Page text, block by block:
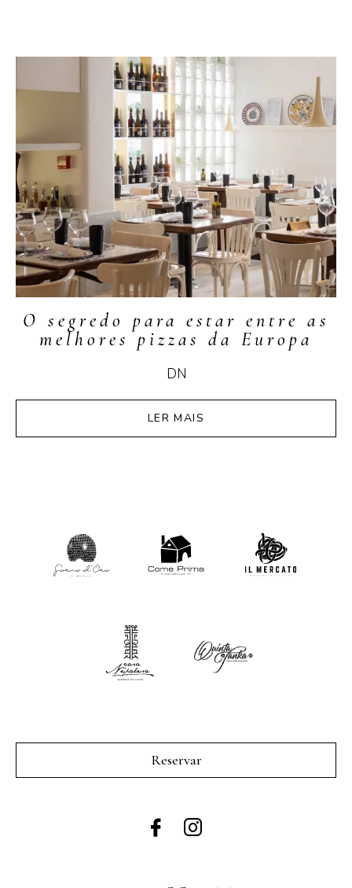
O segredo para estar entre as
melhores pizzas da Europa
DN
LER MAIS
Reservar